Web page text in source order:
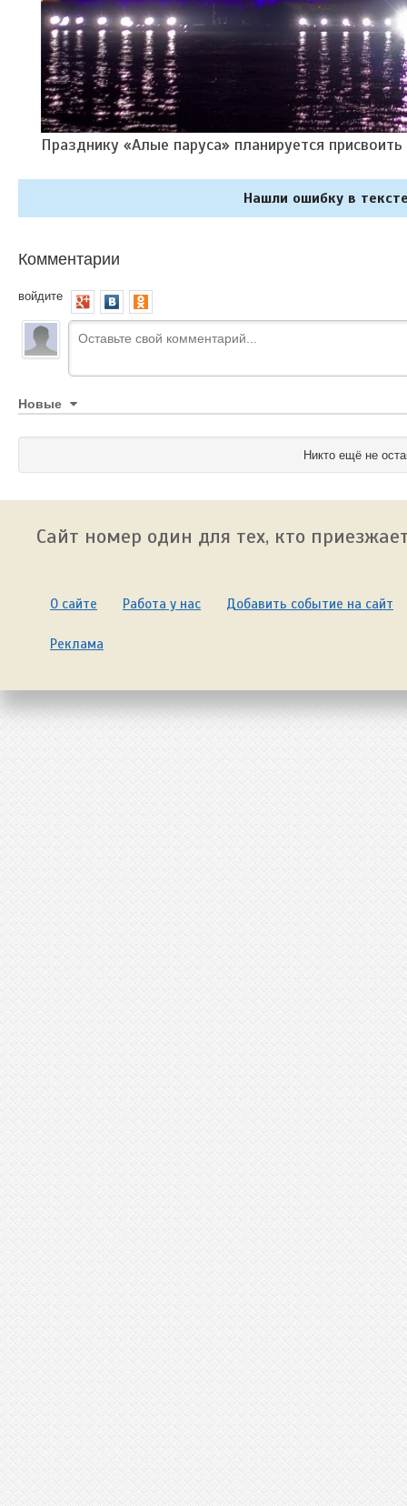
Празднику «Алые паруса» планируется
Нашли ошибку в
Комментарии
войдите
Новые
Никто ещё не
Сайт номер один для тех, кто
О сайте Работа у нас Добавить событие на сайт
Реклама